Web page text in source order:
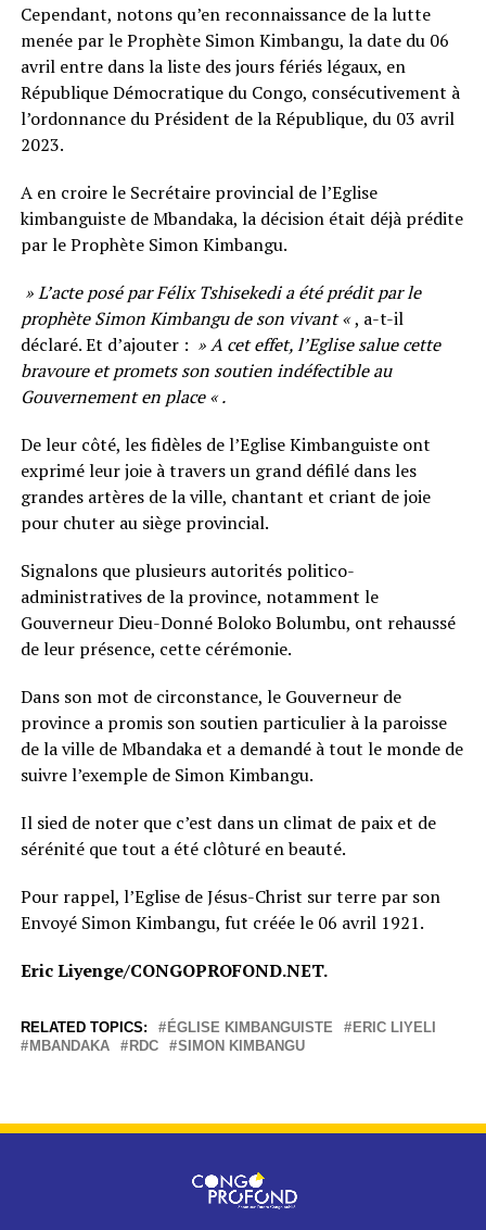
Cependant, notons qu’en reconnaissance de la lutte
menée par le Prophète Simon Kimbangu, la date du 06
avril entre dans la liste des jours fériés légaux, en
République Démocratique du Congo, consécutivement à
l’ordonnance du Président de la République, du 03 avril
2023.
A en croire le Secrétaire provincial de l’Eglise
kimbanguiste de Mbandaka, la décision était déjà prédite
par le Prophète Simon Kimbangu.
» L’acte posé par Félix Tshisekedi a été prédit par le
prophète Simon Kimbangu de son vivant «, a-t-il
déclaré. Et d’ajouter : » A cet effet, l’Eglise salue cette
bravoure et promets son soutien indéfectible au
Gouvernement en place « .
De leur côté, les fidèles de l’Eglise Kimbanguiste ont
exprimé leur joie à travers un grand défilé dans les
grandes artères de la ville, chantant et criant de joie
pour chuter au siège provincial.
Signalons que plusieurs autorités politico-
administratives de la province, notamment le
Gouverneur Dieu-Donné Boloko Bolumbu, ont rehaussé
de leur présence, cette cérémonie.
Dans son mot de circonstance, le Gouverneur de
province a promis son soutien particulier à la paroisse
de la ville de Mbandaka et a demandé à tout le monde de
suivre l’exemple de Simon Kimbangu.
Il sied de noter que c’est dans un climat de paix et de
sérénité que tout a été clôturé en beauté.
Pour rappel, l’Eglise de Jésus-Christ sur terre par son
Envoyé Simon Kimbangu, fut créée le 06 avril 1921.
Eric Liyenge/CONGOPROFOND.NET.
RELATED TOPICS: ÉGLISE KIMBANGUISTE
ERIC LIYELI
MBANDAKA
RDC SIMON KIMBANGU